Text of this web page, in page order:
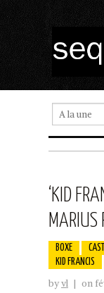
‘KID
MARIUS
BOXE
KID FRANCIS
byvl | on